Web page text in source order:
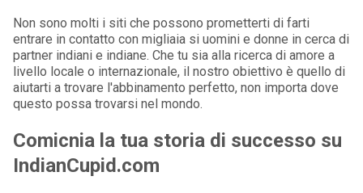
Non sono molti i siti che possono prometterti di farti
entrare in contatto con migliaia si uomini e donne in cerca di
partner indiani e indiane. Che tu sia alla ricerca di amore a
livello locale o internazionale, il nostro obiettivo è quello di
aiutarti a trovare l'abbinamento perfetto, non importa dove
questo possa trovarsi nel mondo.
Comicnia la tua storia di successo su
IndianCupid.com